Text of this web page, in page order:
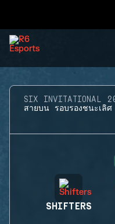
SIX INVITATIONAL
สายบน รอบรองชนะเลิศ
SHIFTERS